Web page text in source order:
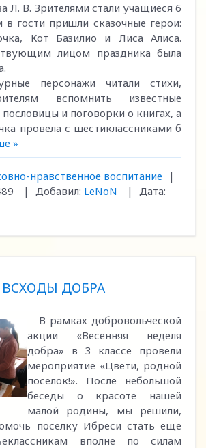
Л. В. Зрителями стали учащиеся 6
в гости пришли сказочные герои:
Кот Базилио и Лиса Алиса.
лицом праздника была
персонажи читали стихи,
вспомнить известные
и поговорки о книгах, а
провела с шестиклассниками б
»
нравственное воспитание
|
| Добавил: LeNoN |
Дата:
ВСХОДЫ ДОБРА
В рамках добровольческой
акции «Весенняя неделя
добра» в 3 классе провели
мероприятие «Цвети, родной
поселок!». После небольшой
беседы о красоте нашей
малой родины, мы решили,
поселку Ибреси стать еще
вполне по силам